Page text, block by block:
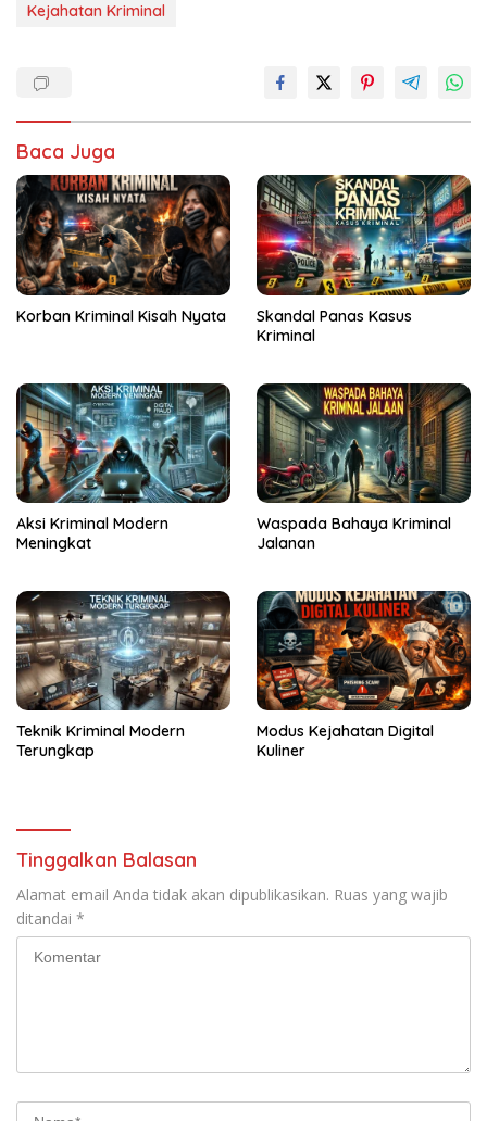
Kejahatan Kriminal
Baca Juga
Korban Kriminal Kisah Nyata
Skandal Panas Kasus
Kriminal
Aksi Kriminal Modern
Meningkat
Waspada Bahaya Kriminal
Jalanan
Teknik Kriminal Modern
Terungkap
Modus Kejahatan Digital
Kuliner
Tinggalkan Balasan
Alamat email Anda tidak akan dipublikasikan. Ruas yang wajib
ditandai *